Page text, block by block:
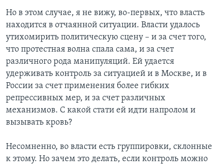
Но в этом случае, я не вижу, во-первых, что власть
находится в отчаянной ситуации. Власти удалось
утихомирить политическую сцену – и за счет того,
что протестная волна спала сама, и за счет
различного рода манипуляций. Ей удается
удерживать контроль за ситуацией и в Москве, и в
России за счет применения более гибких
репрессивных мер, и за счет различных
механизмов. С какой стати ей идти напролом и
вызывать кровь?
Несомненно, во власти есть группировки, склонные
к этому. Но зачем это делать, если контроль можно